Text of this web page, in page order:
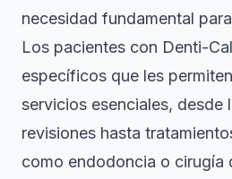
necesidad fundamental
Los pacientes con Denti-Cal
específicos que les
servicios esenciales, desde
revisiones hasta
como endodoncia o cirugía